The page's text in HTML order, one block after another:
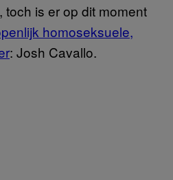
is er op dit moment
homoseksuele,
: Josh Cavallo.